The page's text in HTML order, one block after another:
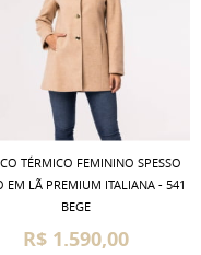
TÉRMICO FEMININO SPESSO
EM LÃ PREMIUM ITALIANA - 541
BEGE
R$ 1.590,00